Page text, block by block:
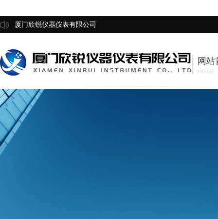
厦门欣锐仪器仪表有限公司
网站
Home